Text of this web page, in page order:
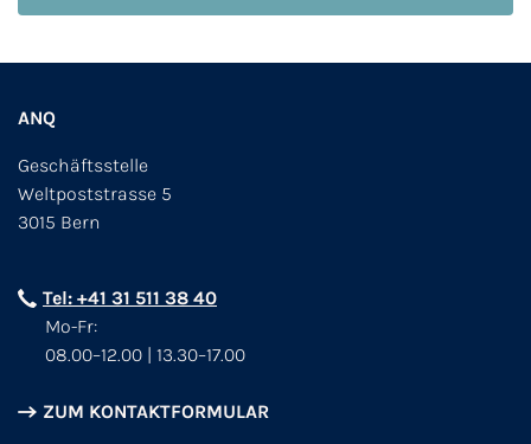
ANQ
Geschäftsstelle
Weltpoststrasse 5
3015 Bern
Tel: +41 31 511 38 40
Mo-Fr:
08.00–12.00 | 13.30–17.00
ZUM KONTAKTFORMULAR